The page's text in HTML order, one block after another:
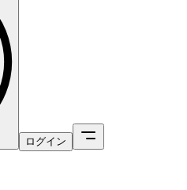
ログイン